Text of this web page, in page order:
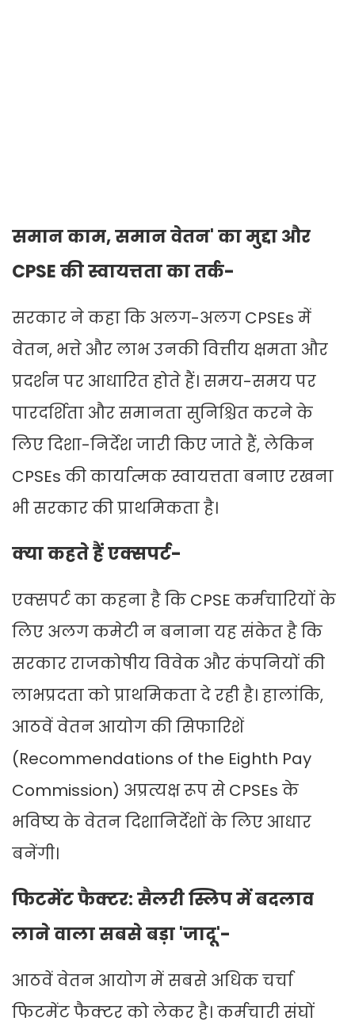
समान काम, समान वेतन' का मुद्दा और
CPSE की स्वायत्तता का तर्क-
सरकार ने कहा कि अलग-अलग CPSEs में
वेतन, भत्ते और लाभ उनकी वित्तीय क्षमता और
प्रदर्शन पर आधारित होते हैं। समय-समय पर
पारदर्शिता और समानता सुनिश्चित करने के
लिए दिशा-निर्देश जारी किए जाते हैं, लेकिन
CPSEs की कार्यात्मक स्वायत्तता बनाए रखना
भी सरकार की प्राथमिकता है।
क्या कहते हैं एक्सपर्ट-
एक्सपर्ट का कहना है कि CPSE कर्मचारियों के
लिए अलग कमेटी न बनाना यह संकेत है कि
सरकार राजकोषीय विवेक और कंपनियों की
लाभप्रदता को प्राथमिकता दे रही है। हालांकि,
आठवें वेतन आयोग की सिफारिशें
(Recommendations of the Eighth Pay
Commission) अप्रत्यक्ष रूप से CPSEs के
भविष्य के वेतन दिशानिर्देशों के लिए आधार
बनेंगी।
फिटमेंट फैक्टर: सैलरी स्लिप में बदलाव
लाने वाला सबसे बड़ा 'जादू'-
आठवें वेतन आयोग में सबसे अधिक चर्चा
फिटमेंट फैक्टर को लेकर है। कर्मचारी संघों